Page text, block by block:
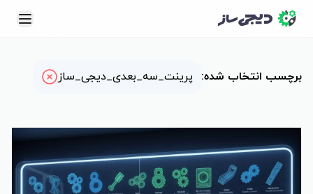
نمونه‌کارها
سبد خرید
سفارش آنلاین ثبت نام | ورود
برچسب انتخاب شده: پرینت_سه_بعدی_دیجی_ساز
برچسب: پرینت_سه_بعدی_دیجی_ساز